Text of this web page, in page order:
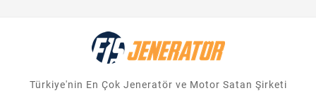
Türkiye'nin En Çok Jeneratör ve Motor Satan Şirketi